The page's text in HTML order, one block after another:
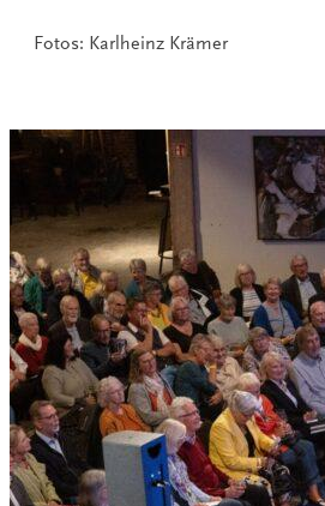
Fotos: Karlheinz Krämer